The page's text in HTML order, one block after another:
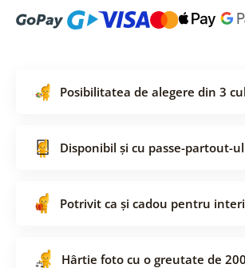
Posibilitatea de alegere din 3
Disponibil și cu passe-partout-ul
Potrivit ca și cadou pentru
Hârtie foto cu o greutate de